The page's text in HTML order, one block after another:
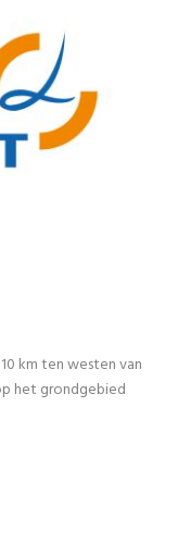
km ten westen van
het grondgebied